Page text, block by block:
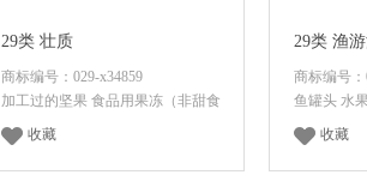
29类 壮质
商标编号：029-x34859
加工过的坚果 食品用果冻（非甜食
收藏
29类 渔
商标编号：
鱼罐头 水
收藏